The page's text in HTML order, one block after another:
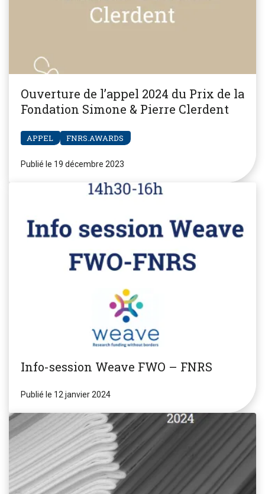
Ouverture de l’appel 2024 du Prix de la
Fondation Simone & Pierre Clerdent
APPEL FNRS.AWARDS
Publié le 19 décembre 2023
Info-session Weave FWO – FNRS
Publié le 12 janvier 2024